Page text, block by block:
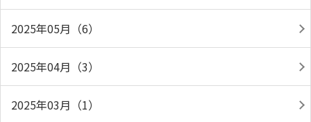
2025年05月（6）
2025年04月（3）
2025年03月（1）